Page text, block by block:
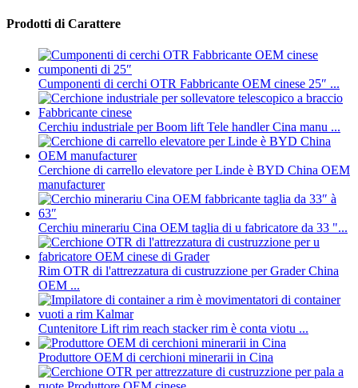
Prodotti di Carattere
Cumponenti di cerchi OTR Fabbricante OEM cinese 25″ ...
Cerchiu industriale per Boom lift Tele handler Cina manu ...
Cerchione di carrello elevatore per Linde è BYD China OEM
manufacturer
Cerchiu minerariu Cina OEM taglia di u fabricatore da 33 "...
Rim OTR di l'attrezzatura di custruzzione per Grader China
OEM ...
Cuntenitore Lift rim reach stacker rim è conta viotu ...
Produttore OEM di cerchioni minerarii in Cina